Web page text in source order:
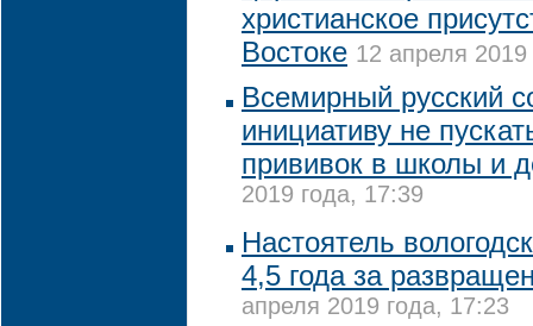
христианское
Востоке 12 апреля
Всемирный русский
инициативу не
прививок в школы и
2019 года, 17:39
Настоятель
4,5 года за
апреля 2019 года, 17:23